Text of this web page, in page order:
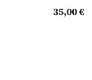
35,00 €